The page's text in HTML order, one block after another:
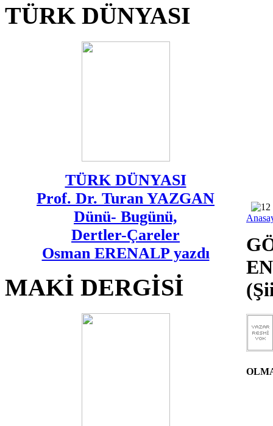
TÜRK DÜNYASI
TÜRK DÜNYASI
Prof. Dr. Turan YAZGAN
Dünü- Bugünü,
Dertler-Çareler
Osman ERENALP yazdı
MAKİ DERGİSİ